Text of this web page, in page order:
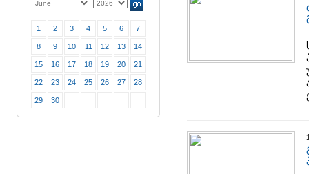
1 2 3 4 5 6 7
8 9 10 11 12 13 14
15 16 17 18 19 20 21
22 23 24 25 26 27 28
29 30